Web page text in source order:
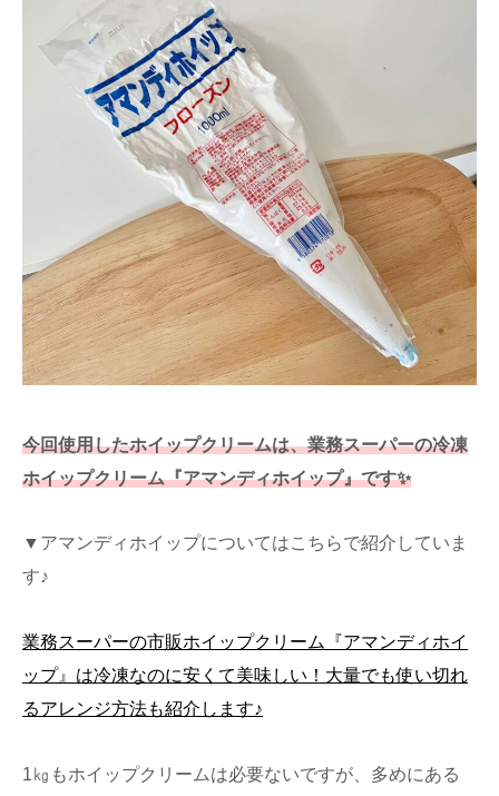
今回使用したホイップクリームは、業務スーパーの冷凍
ホイップクリーム『アマンディホイップ』です✨
▼アマンディホイップについてはこちらで紹介していま
す♪
業務スーパーの市販ホイップクリーム『アマンディホイ
ップ』は冷凍なのに安くて美味しい！大量でも使い切れ
るアレンジ方法も紹介します♪
1㎏もホイップクリームは必要ないですが、多めにある